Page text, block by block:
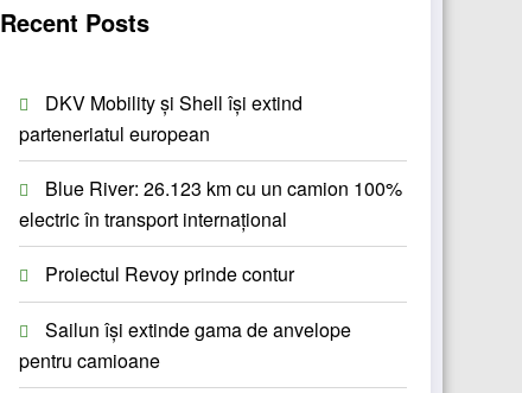
Recent Posts
DKV Mobility și Shell își extind
parteneriatul european
Blue River: 26.123 km cu un camion 100%
electric în transport internațional
Proiectul Revoy prinde contur
Sailun își extinde gama de anvelope
pentru camioane